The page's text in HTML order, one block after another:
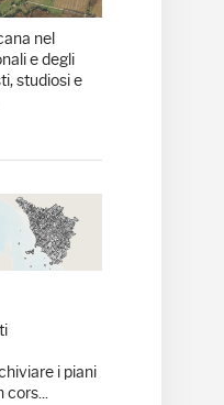
nel
e degli
studiosi e
i piani
cors...